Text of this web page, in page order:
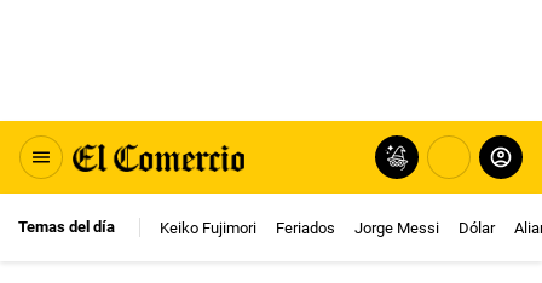
Temas del día Keiko Fujimori Feriados Jorge Messi Dólar